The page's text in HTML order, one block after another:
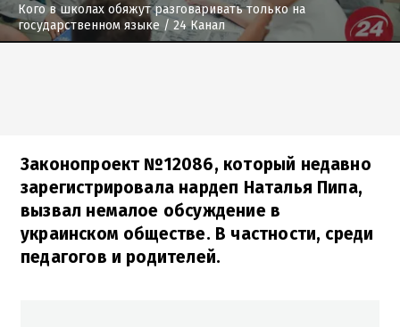
Кого в школах обяжут разговаривать только на
государственном языке / 24 Канал
Законопроект №12086, который недавно
зарегистрировала нардеп Наталья Пипа,
вызвал немалое обсуждение в
украинском обществе. В частности, среди
педагогов и родителей.